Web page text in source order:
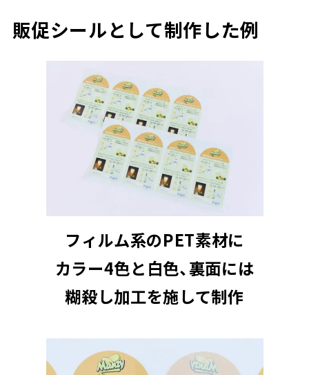
販促シールとして制作した例
フィルム系のPET素材に
カラー4色と白色、裏面には
糊殺し加工を施して制作